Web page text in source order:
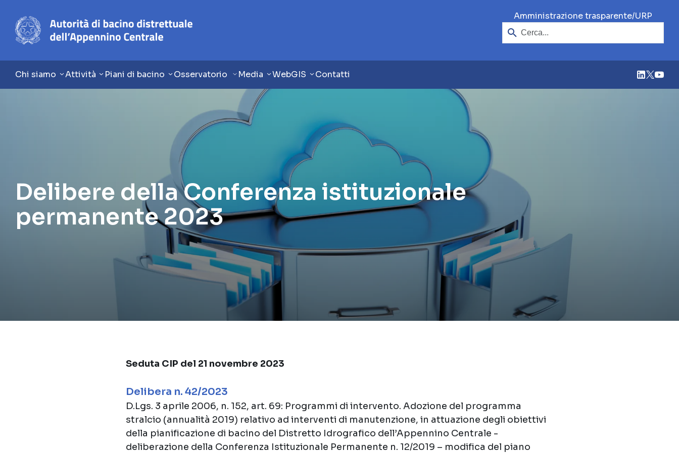
Amministrazione trasparente/URP
Chi siamo Attività Piani di bacino Osservatorio Media WebGIS Contatti
Delibere della Conferenza istituzionale
permanente 2023
Seduta CIP del 21 novembre 2023
Delibera n. 42/2023
D.Lgs. 3 aprile 2006, n. 152, art. 69: Programmi di intervento. Adozione del programma
stralcio (annualità 2019) relativo ad interventi di manutenzione, in attuazione degli obiettivi
della pianificazione di bacino del Distretto Idrografico dell’Appennino Centrale -
deliberazione della Conferenza Istituzionale Permanente n. 12/2019 – modifica del piano